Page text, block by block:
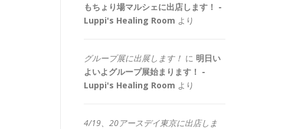
もちょり場マルシェに出店します！ -
Luppi's Healing Room より
グループ展に出展します！ に 明日い
よいよグループ展始まります！ -
Luppi's Healing Room より
4/19、20アースデイ東京に出店しま